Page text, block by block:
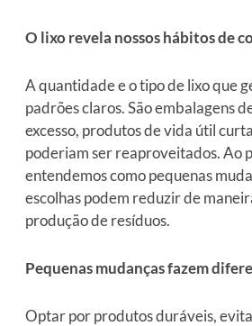
O lixo revela nossos hábitos de
A quantidade e o tipo de lixo que
padrões claros. São embalagens
excesso, produtos de vida útil
poderiam ser reaproveitados. Ao
entendemos como pequenas
escolhas podem reduzir de
produção de resíduos.
Pequenas mudanças fazem
Optar por produtos duráveis,